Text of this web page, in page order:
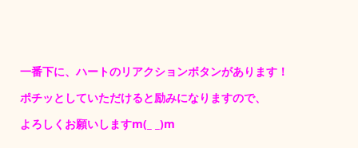
一番下に、ハートのリアクションボタンがあります！
ポチッとしていただけると励みになりますので、
よろしくお願いしますm(_ _)m